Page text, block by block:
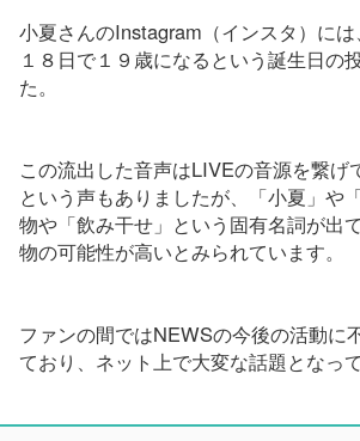
小夏さんのInstagram（インスタ）に
１８日で１９歳になるという誕生日の
た。
この流出した音声はLIVEの音源を繋げ
という声もありましたが、「小夏」や
物や「飲み干せ」という固有名詞が出
物の可能性が高いとみられています。
ファンの間ではNEWSの今後の活動に
ており、ネット上で大変な話題となって